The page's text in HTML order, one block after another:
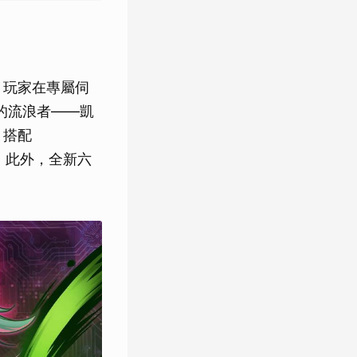
家在專屬伺
的流浪者——凱
配
此外，全新六